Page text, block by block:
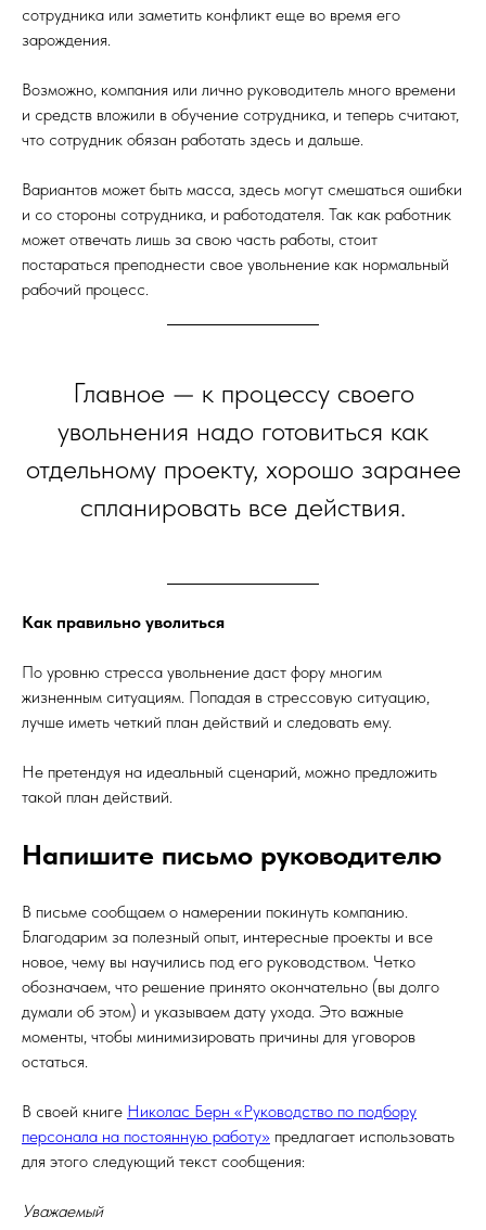
сотрудника или заметить конфликт еще во время его
зарождения.
Возможно, компания или лично руководитель много времени
и средств вложили в обучение сотрудника, и теперь считают,
что сотрудник обязан работать здесь и дальше.
Вариантов может быть масса, здесь могут смешаться ошибки
и со стороны сотрудника, и работодателя. Так как работник
может отвечать лишь за свою часть работы, стоит
постараться преподнести свое увольнение как нормальный
рабочий процесс.
Главное — к процессу своего
увольнения надо готовиться как
отдельному проекту, хорошо заранее
спланировать все действия.
Как правильно уволиться
По уровню стресса увольнение даст фору многим
жизненным ситуациям. Попадая в стрессовую ситуацию,
лучше иметь четкий план действий и следовать ему.
Не претендуя на идеальный сценарий, можно предложить
такой план действий.
Напишите письмо руководителю
В письме сообщаем о намерении покинуть компанию.
Благодарим за полезный опыт, интересные проекты и все
новое, чему вы научились под его руководством. Четко
обозначаем, что решение принято окончательно (вы долго
думали об этом) и указываем дату ухода. Это важные
моменты, чтобы минимизировать причины для уговоров
остаться.
В своей книге Николас Берн «Руководство по подбору
персонала на постоянную работу» предлагает использовать
для этого следующий текст сообщения:
Уважаемый